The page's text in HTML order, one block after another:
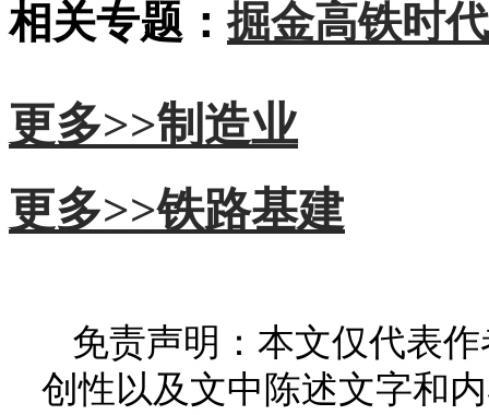
相关专题：掘金高铁时
更多>>制造业
更多>>铁路基建
免责声明：本文仅代表
创性以及文中陈述文字和